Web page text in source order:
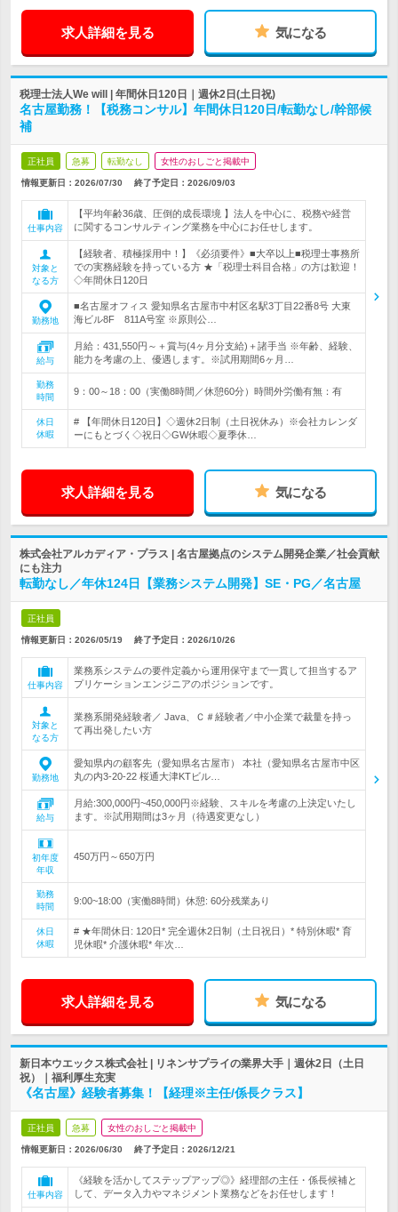
求人詳細を見る 気になる
税理士法人We will | 年間休日120日｜週休2日(土日祝)
名古屋勤務！【税務コンサル】年間休日120日/転勤なし/幹部候
補
正社員 急募 転勤なし 女性のおしごと掲載中
情報更新日：2026/07/30 終了予定日： 2026/09/03
仕事内容
【平均年齢36歳、圧倒的成長環境 】法人を中心に、税務や経営
に関するコンサルティング業務を中心にお任せします。
対象と
なる方
【経験者、積極採用中！】《必須要件》■大卒以上■税理士事務所
での実務経験を持っている方 ★「税理士科目合格」の方は歓迎！
◇年間休日120日
勤務地
■名古屋オフィス 愛知県名古屋市中村区名駅3丁目22番8号 大東
海ビル8F 811A号室 ※原則公…
給与
月給：431,550円～＋賞与(4ヶ月分支給)＋諸手当 ※年齢、経験、
能力を考慮の上、優遇します。※試用期間6ヶ月…
勤務
時間
9：00～18：00（実働8時間／休憩60分）時間外労働有無：有
休日
休暇
# 【年間休日120日】◇週休2日制（土日祝休み）※会社カレンダ
ーにもとづく◇祝日◇GW休暇◇夏季休…
求人詳細を見る 気になる
株式会社アルカディア・プラス | 名古屋拠点のシステム開発企業／社会貢献
にも注力
転勤なし／年休124日【業務システム開発】SE・PG／名古屋
正社員
情報更新日：2026/05/19 終了予定日： 2026/10/26
仕事内容
業務系システムの要件定義から運用保守まで一貫して担当するア
プリケーションエンジニアのポジションです。
対象と
なる方
業務系開発経験者／ Java、Ｃ＃経験者／中小企業で裁量を持っ
て再出発したい方
勤務地
愛知県内の顧客先（愛知県名古屋市） 本社（愛知県名古屋市中区
丸の内3-20-22 桜通大津KTビル…
給与
月給:300,000円~450,000円※経験、スキルを考慮の上決定いたし
ます。※試用期間は3ヶ月（待遇変更なし）
初年度
年収
450万円～650万円
勤務
時間
9:00~18:00（実働8時間）休憩: 60分残業あり
休日
休暇
# ★年間休日: 120日* 完全週休2日制（土日祝日）* 特別休暇* 育
児休暇* 介護休暇* 年次…
求人詳細を見る 気になる
新日本ウエックス株式会社 | リネンサプライの業界大手｜週休2日（土日
祝）｜福利厚生充実
《名古屋》経験者募集！【経理※主任/係長クラス】
正社員 急募 女性のおしごと掲載中
情報更新日：2026/06/30 終了予定日： 2026/12/21
仕事内容
《経験を活かしてステップアップ◎》経理部の主任・係長候補と
して、データ入力やマネジメント業務などをお任せします！